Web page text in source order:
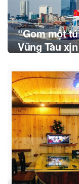
“Gom một
Vũng Tàu